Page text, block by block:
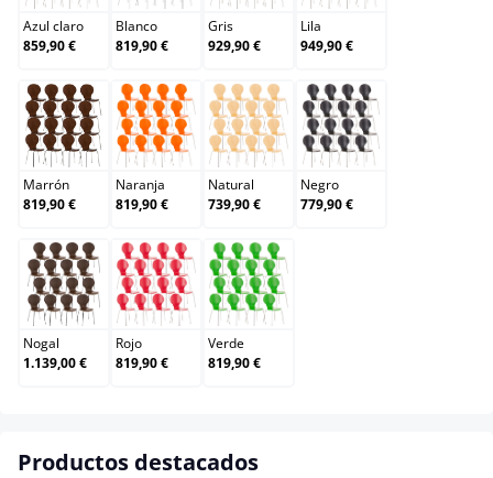
Azul claro
859,90 €
Blanco
819,90 €
Gris
929,90 €
Lila
949,90 €
Marrón
Marrón
819,90 €
Naranja
Naranja
819,90 €
Natural
Natural
739,90 €
Negro
Negro
779,90 €
Nogal
Nogal
1.139,00 €
Rojo
Rojo
819,90 €
Verde
Verde
819,90 €
Productos destacados